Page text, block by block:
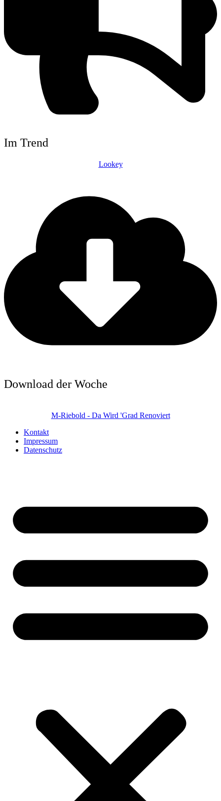
Im Trend
Lookey
Download der Woche
M-Riebold - Da Wird 'Grad Renoviert
Kontakt
Impressum
Datenschutz